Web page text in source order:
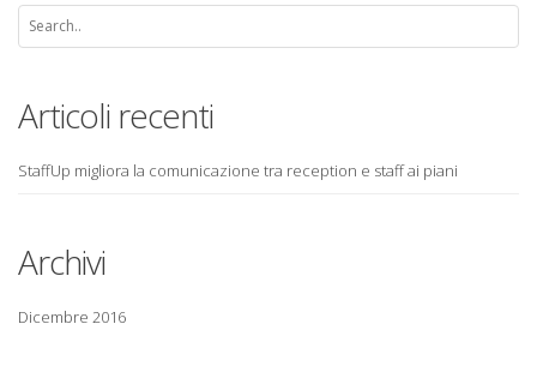
Articoli recenti
StaffUp migliora la comunicazione tra reception e staff ai piani
Archivi
Dicembre 2016